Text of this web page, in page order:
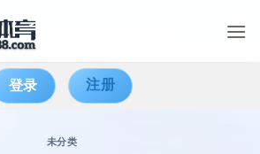
登录 注册
未分类